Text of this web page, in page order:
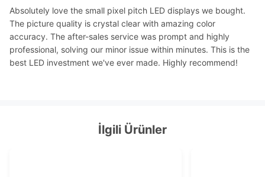
Absolutely love the small pixel pitch LED displays we bought.
The picture quality is crystal clear with amazing color
accuracy. The after-sales service was prompt and highly
professional, solving our minor issue within minutes. This is the
best LED investment we've ever made. Highly recommend!
İlgili Ürünler